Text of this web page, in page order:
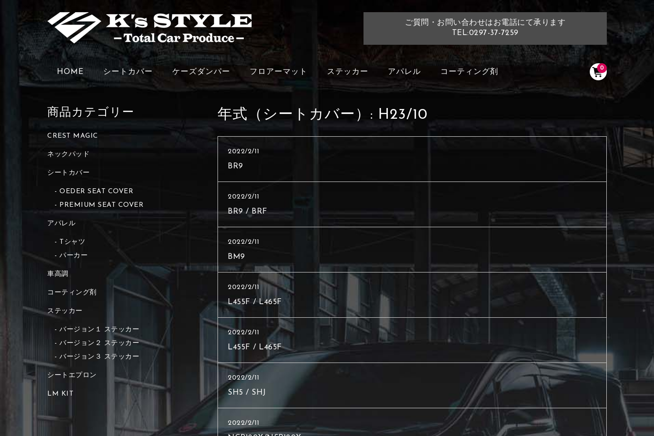
ご質問・お問い合わせはお電話にて承ります
TEL:0297-37-7259
0
HOME シートカバー ケーズダンパー フロアーマット ステッカー アパレル コーティング剤
年式（シートカバー）: H23/10
2022/2/11
BR9
2022/2/11
BR9 / BRF
2022/2/11
BM9
2022/2/11
L455F / L465F
2022/2/11
L455F / L465F
2022/2/11
SH5 / SHJ
2022/2/11
商品カテゴリー
CREST MAGIC
ネックパッド
シートカバー
OEDER SEAT COVER
PREMIUM SEAT COVER
アパレル
Tシャツ
パーカー
車高調
コーティング剤
ステッカー
バージョン１ ステッカー
バージョン２ ステッカー
バージョン３ ステッカー
シートエプロン
LM KIT